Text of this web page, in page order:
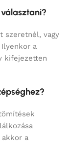
szeretnél, vagy
a
kifejezetten
akkor a